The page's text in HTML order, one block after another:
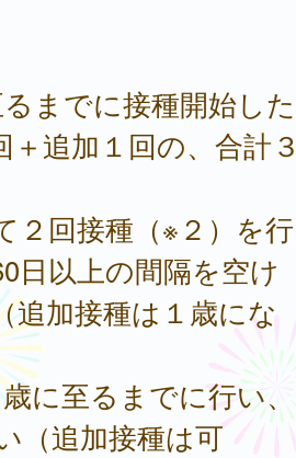
までに接種開始した
追加１回の、合計３
２回接種（※２）を行
日以上の間隔を空け
追加接種は１歳にな
に至るまでに行い、
（追加接種は可